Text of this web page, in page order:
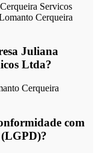
Servicos
Cerqueira
Juliana
Ltda?
Cerqueira
com